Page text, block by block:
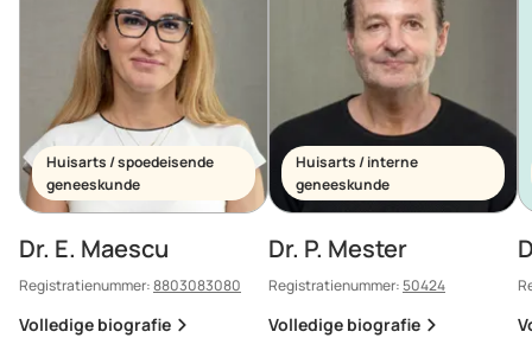
Huisarts / spoedeisende
geneeskunde
Dr. E. Maescu
Registratienummer:8803083080
Volledige biografie
Huisarts / interne
geneeskunde
Dr. P. Mester
Registratienummer:50424
Volledige biografie